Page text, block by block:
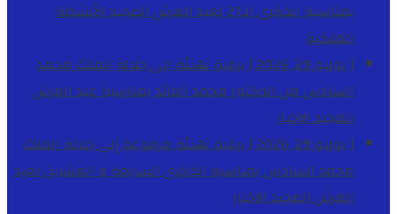
بمناسبة الذكرى الـ27 لعيد العرش المجيد
الأنشطة
الملكية
[ يوليو 29, 2026 ]
برقية تهنئة الى جلالة الملك محمد
السادس من الدكتور محمد الفائد بمناسبة عيد العرش
المجيدالاخبار
[ يوليو 29, 2026 ]
برقية تهنئة مرفوعة إلى جلالة الملك
محمد السادس بمناسبة الذكرى السابعة و العشرين لعيد
العرش المجيدالاخبار